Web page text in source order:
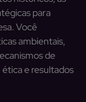
para
Você
ambientais,
de
e resultados